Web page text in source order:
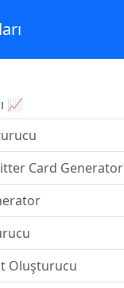
📈
Card Generator
Oluşturucu